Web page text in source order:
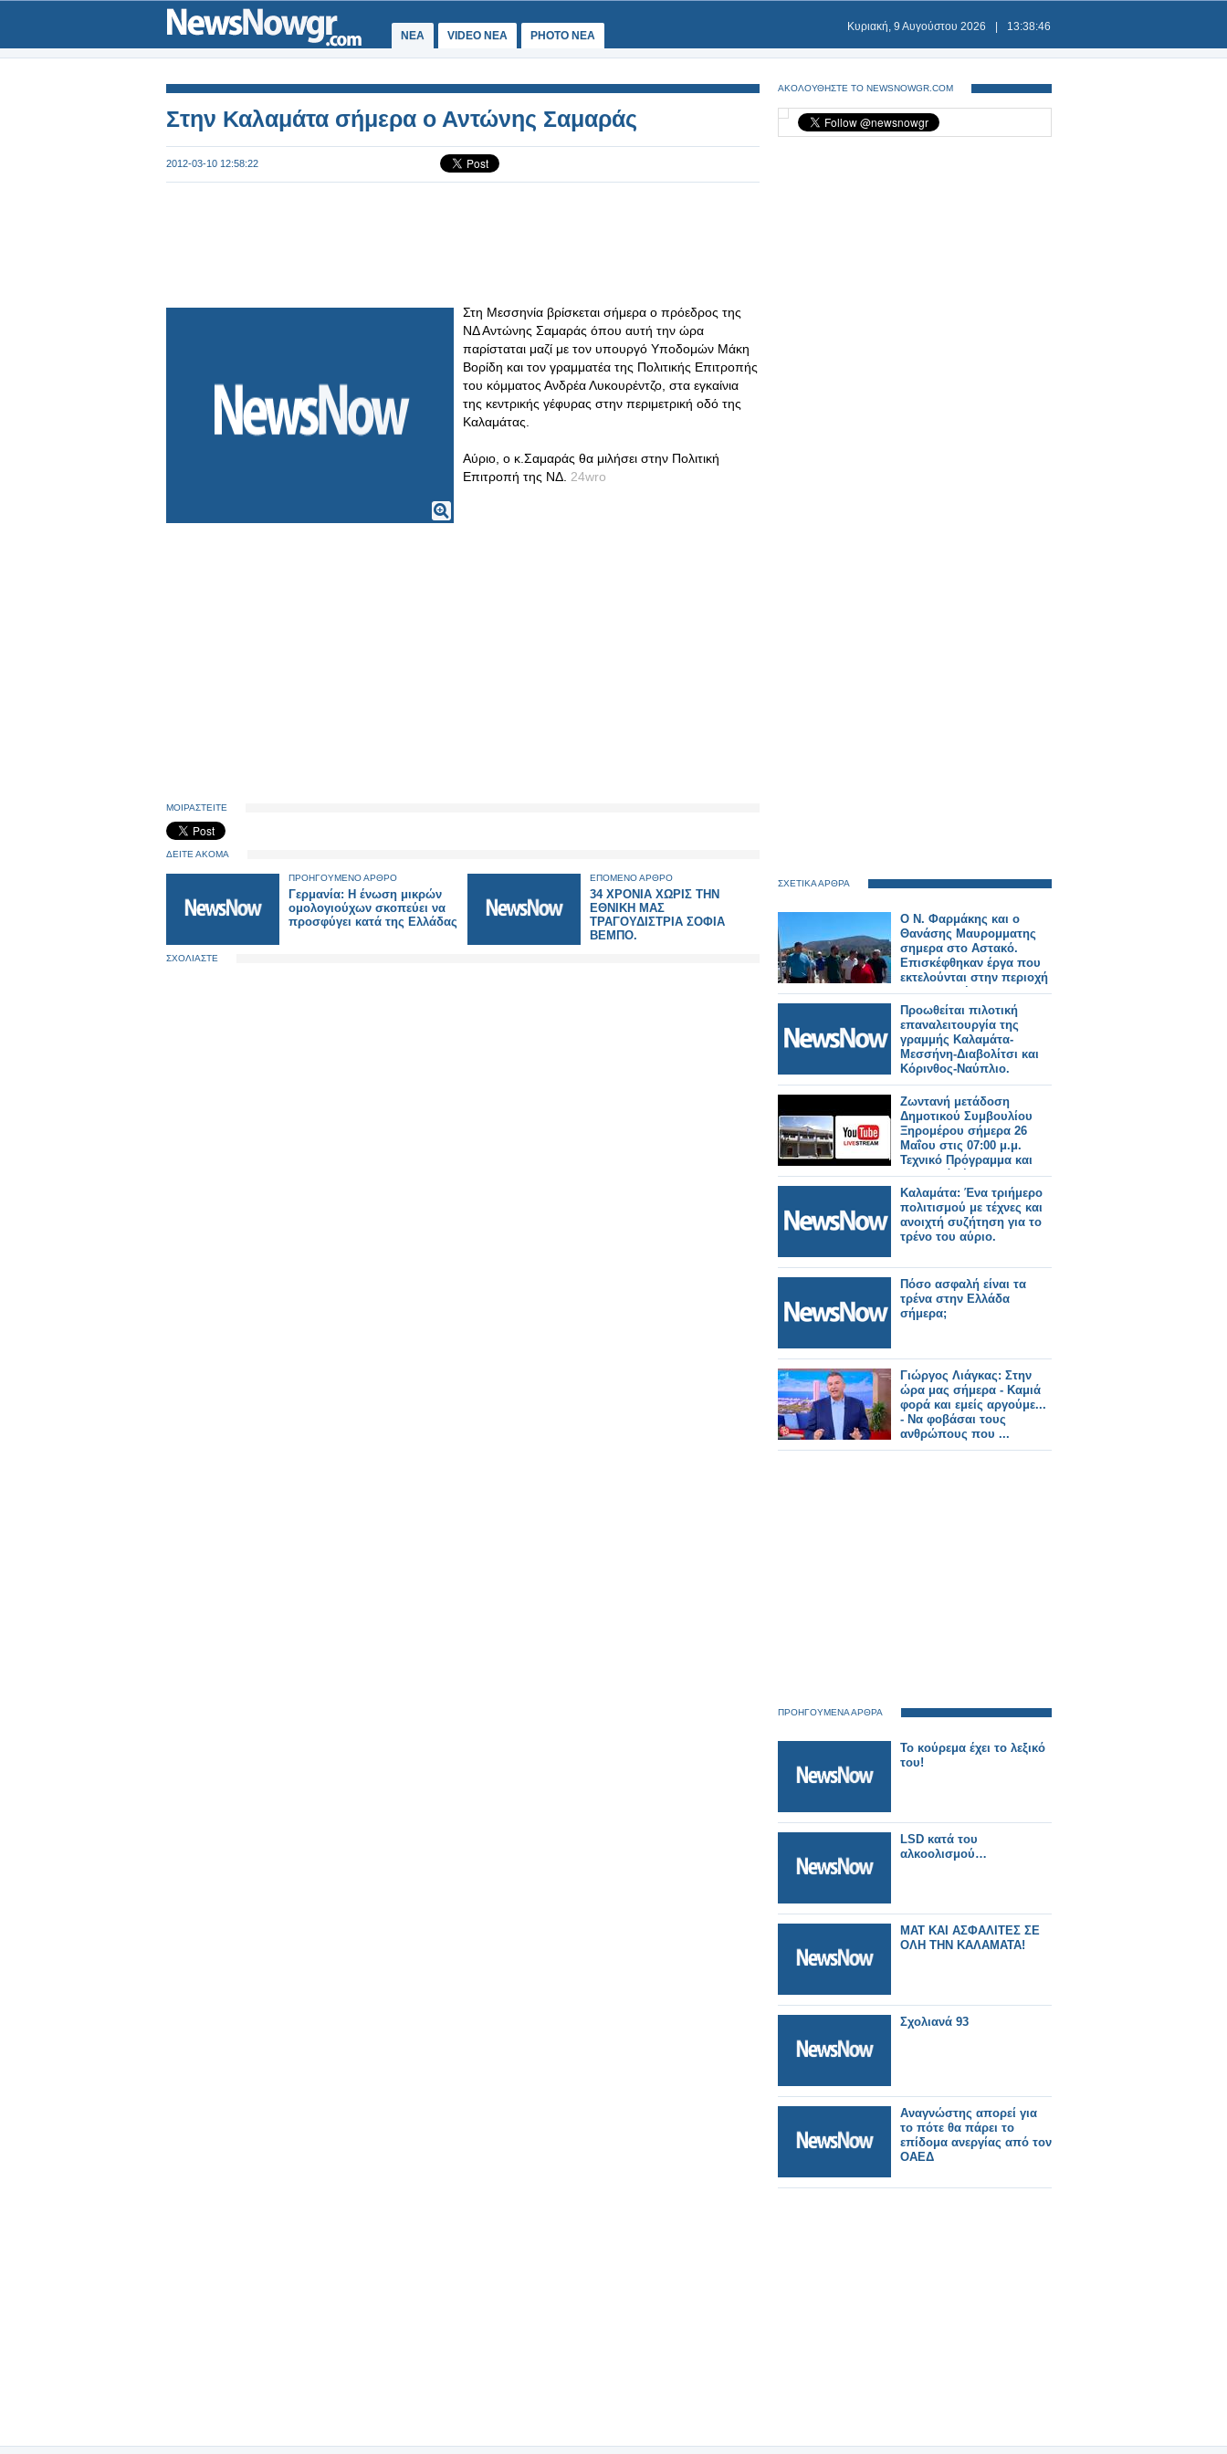
ΝΕΑ VIDEO NEA PHOTO NEA
Κυριακή, 9 Αυγούστου 2026 13:38:46
Στην Καλαμάτα σήμερα ο Αντώνης Σαμαράς
2012-03-10 12:58:22
Στη Μεσσηνία βρίσκεται σήμερα ο πρόεδρος της
ΝΔ Αντώνης Σαμαράς όπου αυτή την ώρα
παρίσταται μαζί με τον υπουργό Υποδομών Μάκη
Βορίδη και τον γραμματέα της Πολιτικής Επιτροπής
του κόμματος Ανδρέα Λυκουρέντζο, στα εγκαίνια
της κεντρικής γέφυρας στην περιμετρική οδό της
Καλαμάτας.
Αύριο, ο κ.Σαμαράς θα μιλήσει στην Πολιτική
Επιτροπή της ΝΔ. 24wro
ΜΟΙΡΑΣΤΕΙΤΕ
ΔΕΙΤΕ ΑΚΟΜΑ
ΠΡΟΗΓΟΥΜΕΝΟ ΑΡΘΡΟ
Γερμανία: Η ένωση μικρών
ομολογιούχων σκοπεύει να
προσφύγει κατά της Ελλάδας
ΕΠΟΜΕΝΟ ΑΡΘΡΟ
‎34 ΧΡΟΝΙΑ ΧΩΡΙΣ ΤΗΝ
ΕΘΝΙΚΗ ΜΑΣ
ΤΡΑΓΟΥΔΙΣΤΡΙΑ ΣΟΦΙΑ
ΒΕΜΠΟ.
ΣΧΟΛΙΑΣΤΕ
ΑΚΟΛΟΥΘΗΣΤΕ ΤΟ NEWSNOWGR.COM
ΣΧΕΤΙΚΑ ΑΡΘΡΑ
Ο Ν. Φαρμάκης και ο
Θανάσης Μαυρομματης
σημερα στο Αστακό.
Επισκέφθηκαν έργα που
εκτελούνται στην περιοχή
και συναντήθηκαν με
φορείς και πολίτες (φωτο-
βιντεο)
Προωθείται πιλοτική
επαναλειτουργία της
γραμμής Καλαμάτα-
Μεσσήνη-Διαβολίτσι και
Κόρινθος-Ναύπλιο.
Ζωντανή μετάδοση
Δημοτικού Συμβουλίου
Ξηρομέρου σήμερα 26
Μαΐου στις 07:00 μ.μ.
Τεχνικό Πρόγραμμα και
δημοτικά τέλη στην
ημερήσια διάταξη.
Καλαμάτα: Ένα τριήμερο
πολιτισμού με τέχνες και
ανοιχτή συζήτηση για το
τρένο του αύριο.
Πόσο ασφαλή είναι τα
τρένα στην Ελλάδα
σήμερα;
Γιώργος Λιάγκας: Στην
ώρα μας σήμερα - Καμιά
φορά και εμείς αργούμε...
- Να φοβάσαι τους
ανθρώπους που ...
ΠΡΟΗΓΟΥΜΕΝΑ ΑΡΘΡΑ
Το κούρεμα έχει το λεξικό
του!
LSD κατά του
αλκοολισμού…
ΜΑΤ ΚΑΙ ΑΣΦΑΛΙΤΕΣ ΣΕ
ΟΛΗ ΤΗΝ ΚΑΛΑΜΑΤΑ!
Σχολιανά 93
Αναγνώστης απορεί για
το πότε θα πάρει το
επίδομα ανεργίας από τον
ΟΑΕΔ